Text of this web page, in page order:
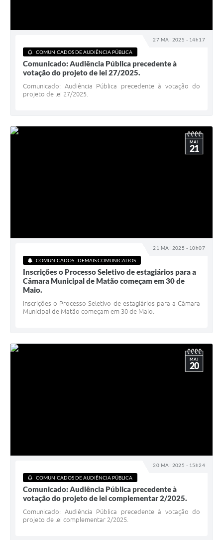
27 MAI 2025 - 14h17
COMUNICADOS DE AUDIÊNCIA PÚBLICA
Comunicado: Audiência Pública precedente à
votação do projeto de lei 27/2025.
Comunicado: Audiência Pública precedente à votação do
projeto de lei 27/2025.
21 MAI 2025 - 10h07
MAI
21
COMUNICADOS - DEMAIS COMUNICADOS
Inscrições o Processo Seletivo de estagiários para a
Câmara Municipal de Matão começam em 30 de
Maio.
Inscrições o Processo Seletivo de estagiários para a Câmara
Municipal de Matão começam em 30 de Maio.
20 MAI 2025 - 15h24
MAI
20
COMUNICADOS DE AUDIÊNCIA PÚBLICA
Comunicado: Audiência Pública precedente à
votação do projeto de lei complementar 2/2025.
Comunicado: Audiência Pública precedente à votação do
projeto de lei complementar 2/2025.